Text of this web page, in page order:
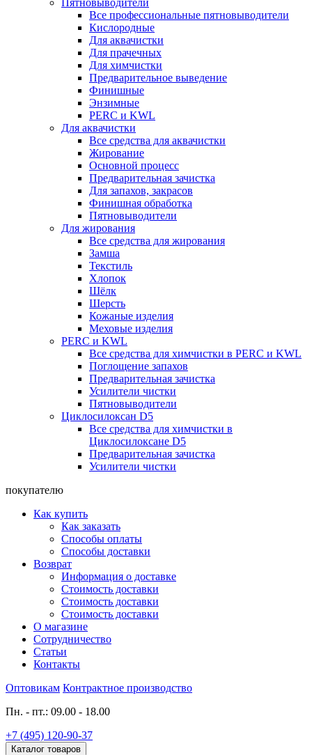
Пятновыводители
Все профессиональные пятновыводители
Кислородные
Для аквачистки
Для прачечных
Для химчистки
Предварительное выведение
Финишные
Энзимные
PERC и KWL
Для аквачистки
Все средства для аквачистки
Жирование
Основной процесс
Предварительная зачистка
Для запахов, закрасов
Финишная обработка
Пятновыводители
Для жирования
Все средства для жирования
Замша
Текстиль
Хлопок
Шёлк
Шерсть
Кожаные изделия
Меховые изделия
PERC и KWL
Все средства для химчистки в PERC и KWL
Поглощение запахов
Предварительная зачистка
Усилители чистки
Пятновыводители
Циклосилоксан D5
Все средства для химчистки в
Циклосилоксане D5
Предварительная зачистка
Усилители чистки
покупателю
Как купить
Как заказать
Способы оплаты
Способы доставки
Возврат
Информация о доставке
Стоимость доставки
Стоимость доставки
Стоимость доставки
О магазине
Сотрудничество
Статьи
Контакты
Оптовикам Контрактное производство
Пн. - пт.: 09.00 - 18.00
+7 (495) 120-90-37
Каталог товаров